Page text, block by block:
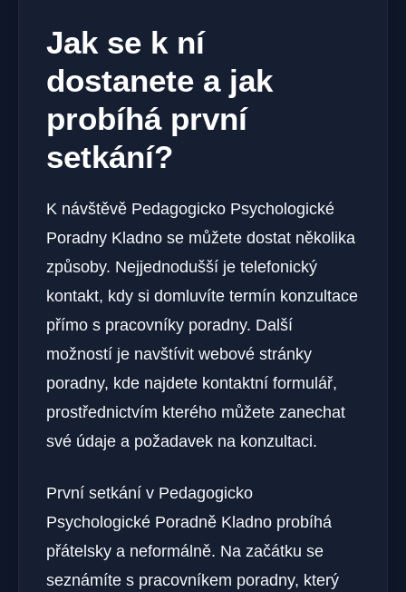
Jak se k ní
dostanete a jak
probíhá první
setkání?
K návštěvě Pedagogicko Psychologické
Poradny Kladno se můžete dostat několika
způsoby. Nejjednodušší je telefonický
kontakt, kdy si domluvíte termín konzultace
přímo s pracovníky poradny. Další
možností je navštívit webové stránky
poradny, kde najdete kontaktní formulář,
prostřednictvím kterého můžete zanechat
své údaje a požadavek na konzultaci.
První setkání v Pedagogicko
Psychologické Poradně Kladno probíhá
přátelsky a neformálně. Na začátku se
seznámíte s pracovníkem poradny, který